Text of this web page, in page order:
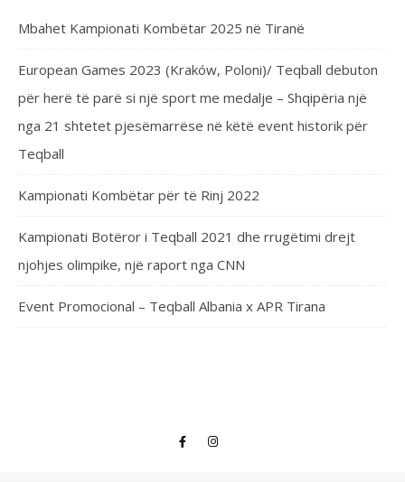
Mbahet Kampionati Kombëtar 2025 në Tiranë
European Games 2023 (Kraków, Poloni)/ Teqball debuton
për herë të parë si një sport me medalje – Shqipëria një
nga 21 shtetet pjesëmarrëse në këtë event historik për
Teqball
Kampionati Kombëtar për të Rinj 2022
Kampionati Botëror i Teqball 2021 dhe rrugëtimi drejt
njohjes olimpike, një raport nga CNN
Event Promocional – Teqball Albania x APR Tirana